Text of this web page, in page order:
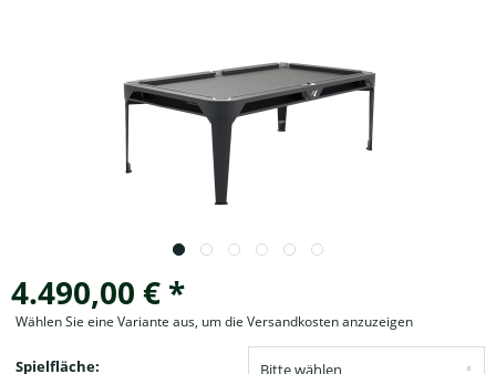
4.490,00 € *
Wählen Sie eine Variante aus, um die Versandkosten anzuzeigen
Spielfläche: